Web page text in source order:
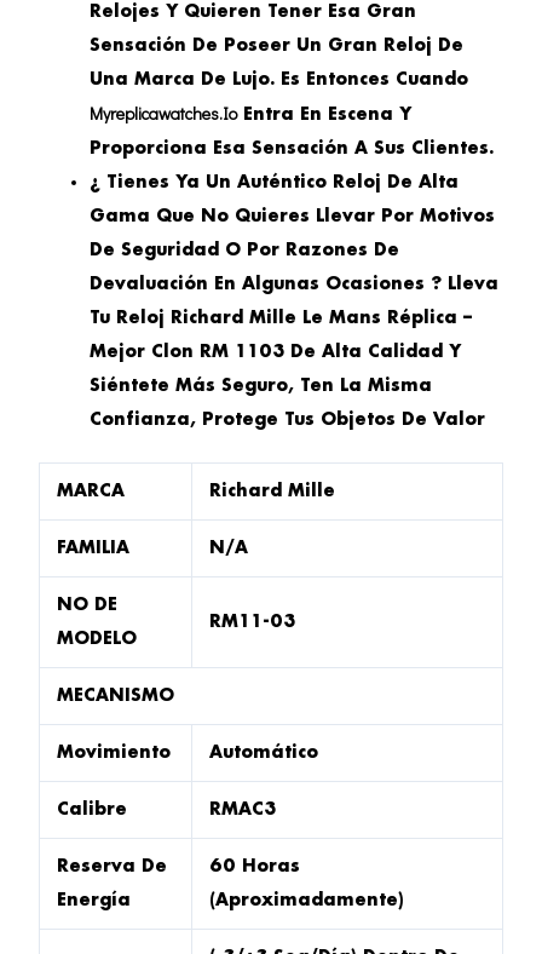
Relojes Y Quieren Tener Esa Gran
Sensación De Poseer Un Gran Reloj De
Una Marca De Lujo. Es Entonces Cuando
Myreplicawatches.ioEntra En Escena Y
Proporciona Esa Sensación A Sus Clientes.
¿ Tienes Ya Un Auténtico Reloj De Alta
Gama Que No Quieres Llevar Por Motivos
De Seguridad O Por Razones De
Devaluación En Algunas Ocasiones ? Lleva
Tu Reloj Richard Mille Le Mans Réplica –
Mejor Clon RM 1103 De Alta Calidad Y
Siéntete Más Seguro, Ten La Misma
Confianza, Protege Tus Objetos De Valor
MARCA Richard Mille
FAMILIA N/A
NO DE
MODELO
RM11-03
MECANISMO
Movimiento Automático
Calibre RMAC3
Reserva De
Energía
60 Horas
(aproximadamente)